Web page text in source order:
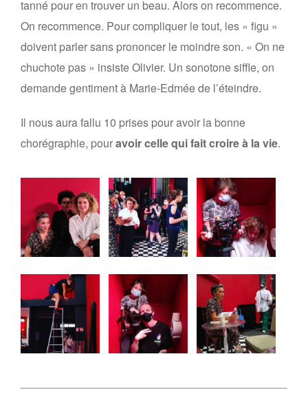
tanné pour en trouver un beau. Alors on recommence.
On recommence. Pour compliquer le tout, les « figu »
doivent parler sans prononcer le moindre son. « On ne
chuchote pas » insiste Olivier. Un sonotone siffle, on
demande gentiment à Marie-Edmée de l’éteindre.
Il nous aura fallu 10 prises pour avoir la bonne
chorégraphie, pouravoir celle qui fait croire à la vie.